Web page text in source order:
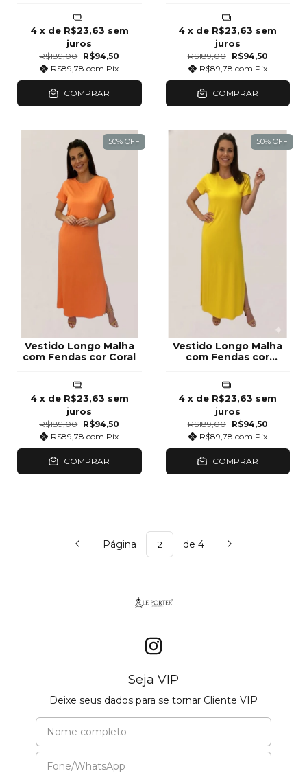
R$189,00 R$94,50
R$89,78com Pix
4 x de R$23,63 sem
juros
COMPRAR
R$189,00
R$94,50
R$89,78 com Pix
4 x de R$23,63 sem
juros
COMPRAR
50% OFF
Vestido Longo Malha
com Fendas cor Coral
R$189,00 R$94,50
R$89,78com Pix
4 x de R$23,63 sem
juros
COMPRAR
50% OFF
Vestido Longo Malha
com Fendas cor
R$189,00
R$94,50
R$89,78 com Pix
4 x de R$23,63 sem
juros
COMPRAR
Página de 4
Seja VIP
Deixe seus dados para se tornar Cliente VIP